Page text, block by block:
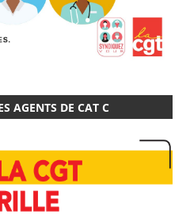
AGENTS DE CAT C